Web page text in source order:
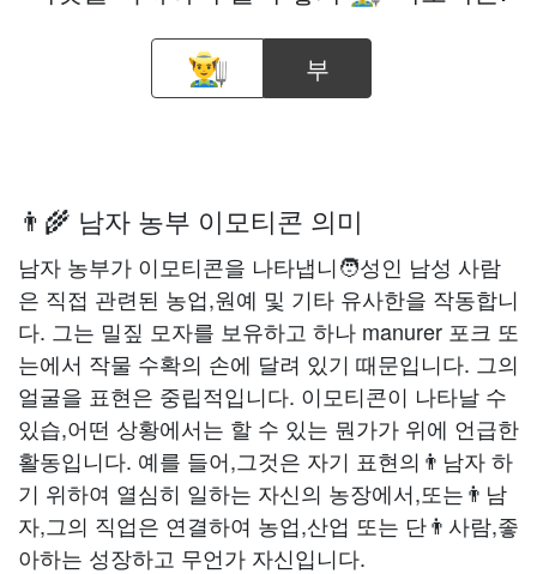
부
👨‍🌾 남자 농부 이모티콘 의미
남자 농부가 이모티콘을 나타냅니🧑성인 남성 사람
은 직접 관련된 농업,원예 및 기타 유사한을 작동합니
다. 그는 밀짚 모자를 보유하고 하나 manurer 포크 또
는에서 작물 수확의 손에 달려 있기 때문입니다. 그의
얼굴을 표현은 중립적입니다. 이모티콘이 나타날 수
있습,어떤 상황에서는 할 수 있는 뭔가가 위에 언급한
활동입니다. 예를 들어,그것은 자기 표현의👨남자 하
기 위하여 열심히 일하는 자신의 농장에서,또는👨남
자,그의 직업은 연결하여 농업,산업 또는 단👨사람,좋
아하는 성장하고 무언가 자신입니다.